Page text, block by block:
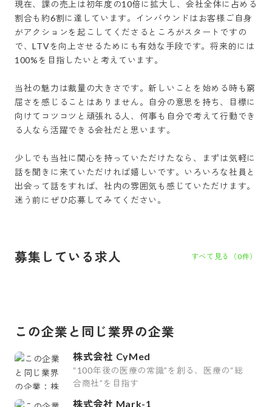
現在、課の売上は初年度の10倍に拡大し、会社全体に占める
割合も約6割に達しています。インバウンドはお客様ご自身
がアクションを起こしてくださるところがスタートですの
で、LTVを向上させるためにも有効な手段です。将来的には
100%を目指したいと考えています。
当社の魅力は裁量の大きさです。新しいことを始める時も窮
屈さを感じることはありません。自分の意思を持ち、目標に
向けてコツコツと頑張れる人、何事も自分で考えて行動でき
る人なら活躍できる会社だと思います。
少しでも当社に関心を持っていただけたなら、まずは気軽に
話を聞きに来ていただければ嬉しいです。いろいろな社員と
出会って話をすれば、社内の雰囲気も感じていただけます。
迷う前にぜひ応募してみてください。
募集している求人 すべて見る（0件）
この企業と同じ業界の企業
株式会社 CyMed
“100年後の医療の常識”を創る、医療の“総
合商社”を目指す
株式会社 Mark-1